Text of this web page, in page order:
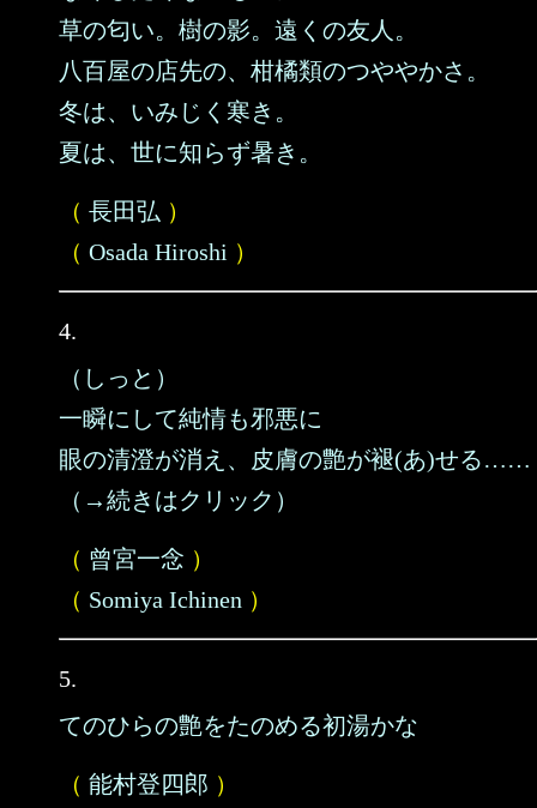
草の匂い。樹の影。遠くの友人。
八百屋の店先の、柑橘類のつややかさ。
冬は、いみじく寒き。
夏は、世に知らず暑き。
（ 長田弘 ）
（ Osada Hiroshi ）
4.
（しっと）
一瞬にして純情も邪悪に
眼の清澄が消え、皮膚の艶が褪(あ)せる……
（→続きはクリック）
（ 曾宮一念 ）
（ Somiya Ichinen ）
5.
てのひらの艶をたのめる初湯かな
（ 能村登四郎 ）